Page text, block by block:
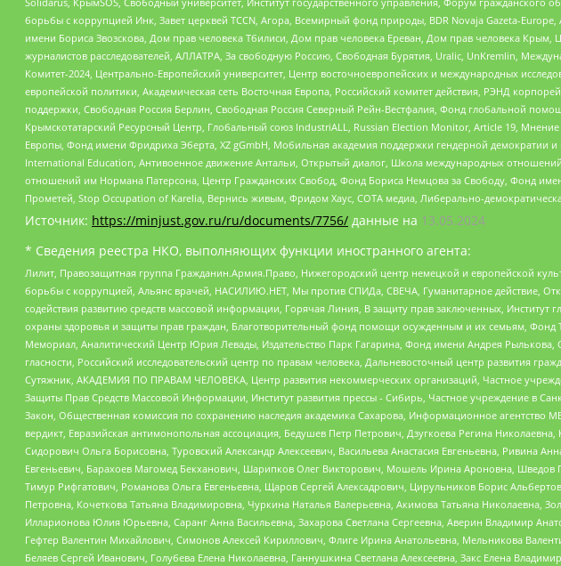
борьбы с коррупцией Инк, Завет церквей TCCN, Агора, Всемирный фонд природы, BDR Novaja Gazeta-
имени Бориса Звозскова, Дом прав человека Тбилиси, Дом прав человека Ереван, Дом прав человека
журналистов расследователей, АЛЛАТРА, За свободную Россию, Свободная Бурятия, Uralic, UnKremlin,
Комитет-2024, Центрально-Европейский университет, Центр восточноевропейских и международных
европейской политики, Академическая сеть Восточная Европа, Российский комитет действия, РЭНД
поддержки, Свободная Россия Берлин, Свободная Россия Северный Рейн-Вестфалия, Фонд глобальной
Крымскотатарский Ресурсный Центр, Глобальный союз IndustriALL, Russian Election Monitor, Article 19,
Европы, Фонд имени Фридриха Эберта, XZ gGmbH, Мобильная академия поддержки гендерной
International Education, Антивоенное движение Антальи, Открытый диалог, Школа международных
отношений им Нормана Патерсона, Центр Гражданских Свобод, Фонд Бориса Немцова за Свободу, Фонд
Прометей, Stop Occupation of Karelia, Вернись живым, Фридом Хаус, СОТА медиа, Либерально-
Источник: https://minjust.gov.ru/ru/documents/7756/ данные на 13.05.2024
* Сведения реестра НКО, выполняющих функции иностранного агента:
Лилит, Правозащитная группа Гражданин.Армия.Право, Нижегородский центр немецкой и европейской
борьбы с коррупцией, Альянс врачей, НАСИЛИЮ.НЕТ, Мы против СПИДа, СВЕЧА, Гуманитарное действие,
содействия развитию средств массовой информации, Горячая Линия, В защиту прав заключенных,
охраны здоровья и защиты прав граждан, Благотворительный фонд помощи осужденным и их семьям, Фонд
Мемориал, Аналитический Центр Юрия Левады, Издательство Парк Гагарина, Фонд имени Андрея
гласности, Российский исследовательский центр по правам человека, Дальневосточный центр развития
Сутяжник, АКАДЕМИЯ ПО ПРАВАМ ЧЕЛОВЕКА, Центр развития некоммерческих организаций, Частное
Защиты Прав Средств Массовой Информации, Институт развития прессы - Сибирь, Частное учреждение в
Закон, Общественная комиссия по сохранению наследия академика Сахарова, Информационное
вердикт, Евразийская антимонопольная ассоциация, Бедушев Петр Петрович, Дзугкоева Регина
Сидорович Ольга Борисовна, Туровский Александр Алексеевич, Васильева Анастасия Евгеньевна, Ривина
Евгеньевич, Барахоев Магомед Бекханович, Шарипков Олег Викторович, Мошель Ирина Ароновна,
Тимур Рифгатович, Романова Ольга Евгеньевна, Щаров Сергей Алексадрович, Цирульников Борис
Петровна, Кочеткова Татьяна Владимировна, Чуркина Наталья Валерьевна, Акимова Татьяна Николаевна,
Илларионова Юлия Юрьевна, Саранг Анна Васильевна, Захарова Светлана Сергеевна, Аверин Владимир
Гефтер Валентин Михайлович, Симонов Алексей Кириллович, Флиге Ирина Анатольевна, Мельникова
Беляев Сергей Иванович, Голубева Елена Николаевна, Ганнушкина Светлана Алексеевна, Закс Елена